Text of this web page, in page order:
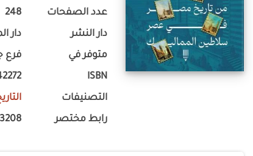
عدد الصفحات 248
دار النشر دار
متوفر في فرع
ISBN
التصنيفات
رابط مختصر